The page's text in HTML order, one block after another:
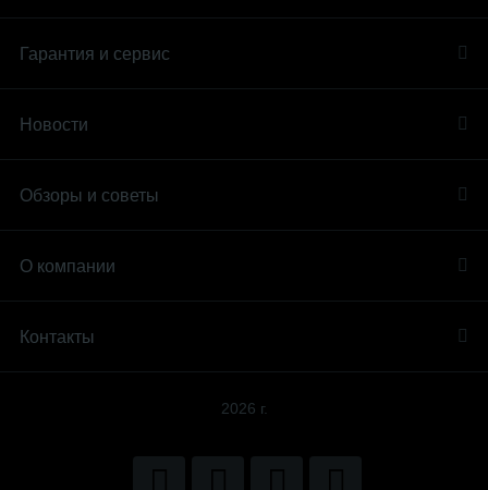
Гарантия и сервис
Новости
Обзоры и советы
О компании
Контакты
2026 г.